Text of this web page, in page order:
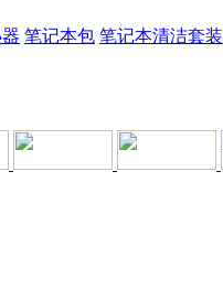
笔记本包 笔记本清洁套装